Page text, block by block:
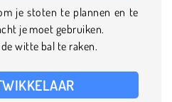
om je stoten te plannen en te
je moet gebruiken.
de witte bal te raken.